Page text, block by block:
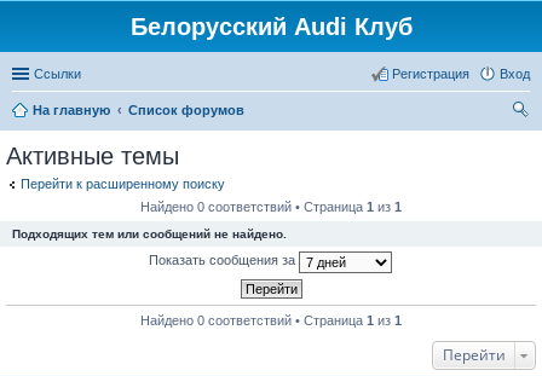
Белорусский Audi Клуб
Ссылки Вход
Регистрация
На главную
Список форумов
Активные темы
Перейти к расширенному поиску
Найдено 0 соответствий • Страница 1 из 1
Подходящих тем или сообщений не найдено.
Показать сообщения за
Найдено 0 соответствий • Страница 1 из 1
Перейти